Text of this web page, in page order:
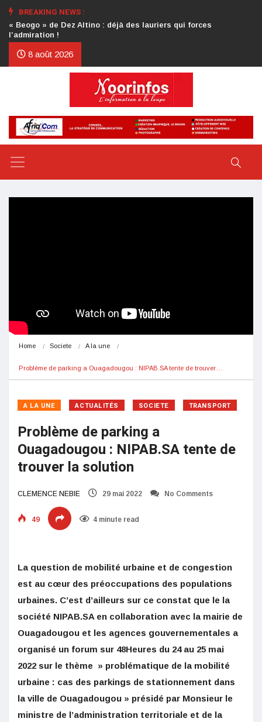
BREAKING NEWS :
Crise au CDP : l’authentification de la lettre du président
d’honneur toujours attendue
8 août 2026
Home Societe A la une
Problème de parking a Ouagadougou : NIPAB.SA tente de trouver…
A LA UNE ACTUALITÉS SOCIETE TRANSPORT
Problème de parking a
Ouagadougou : NIPAB.SA tente de
trouver la solution
CLEMENCE NEBIE 29 mai 2022 No Comments
49 4 minute read
La question de mobilité urbaine et de congestion
est au cœur des préoccupations des populations
urbaines. C’est d’ailleurs sur ce constat que le la
société NIPAB.SA en collaboration avec la mairie de
Ouagadougou et les agences gouvernementales a
organisé un forum sur 48Heures du 24 au 25 mai
2022 sur le thème » problématique de la mobilité
urbaine : cas des parkings de stationnement dans
la ville de Ouagadougou » présidé par Monsieur le
ministre de l’administration territoriale et de la